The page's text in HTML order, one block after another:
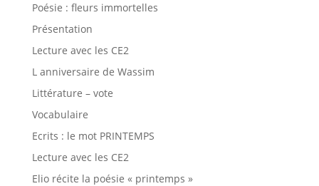
Poésie : fleurs immortelles
Présentation
Lecture avec les CE2
L anniversaire de Wassim
Littérature – vote
Vocabulaire
Ecrits : le mot PRINTEMPS
Lecture avec les CE2
Elio récite la poésie « printemps »